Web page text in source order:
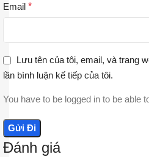
Đánh giá
Email *
Lưu tên của tôi, email, và trang
lần bình luận kế tiếp của tôi.
You have to be logged in to be able